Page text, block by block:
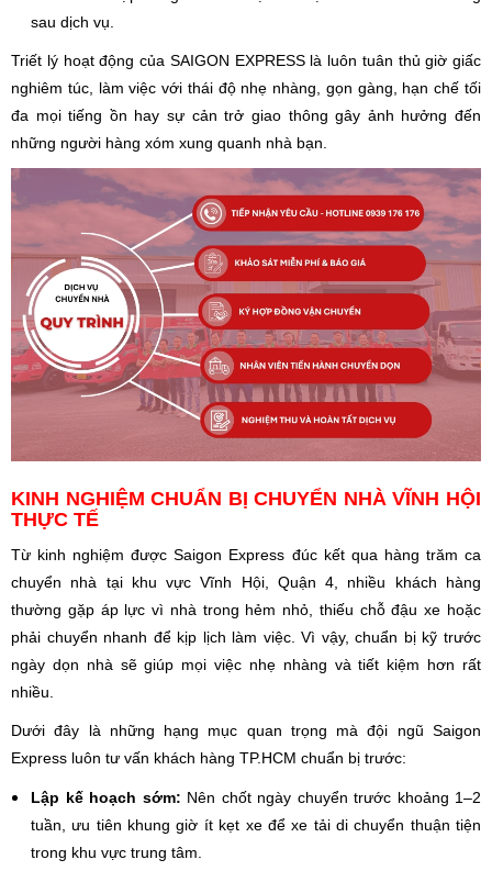
sau dịch vụ.
Triết lý hoạt động của SAIGON EXPRESS là luôn tuân thủ giờ giấc
nghiêm túc, làm việc với thái độ nhẹ nhàng, gọn gàng, hạn chế tối
đa mọi tiếng ồn hay sự cản trở giao thông gây ảnh hưởng đến
những người hàng xóm xung quanh nhà bạn.
KINH NGHIỆM CHUẨN BỊ CHUYỂN NHÀ VĨNH HỘI
THỰC TẾ
Từ kinh nghiệm được Saigon Express đúc kết qua hàng trăm ca
chuyển nhà tại khu vực Vĩnh Hội, Quận 4, nhiều khách hàng
thường gặp áp lực vì nhà trong hẻm nhỏ, thiếu chỗ đậu xe hoặc
phải chuyển nhanh để kịp lịch làm việc. Vì vậy, chuẩn bị kỹ trước
ngày dọn nhà sẽ giúp mọi việc nhẹ nhàng và tiết kiệm hơn rất
nhiều.
Dưới đây là những hạng mục quan trọng mà đội ngũ Saigon
Express luôn tư vấn khách hàng TP.HCM chuẩn bị trước:
Lập kế hoạch sớm: Nên chốt ngày chuyển trước khoảng 1–2
tuần, ưu tiên khung giờ ít kẹt xe để xe tải di chuyển thuận tiện
trong khu vực trung tâm.